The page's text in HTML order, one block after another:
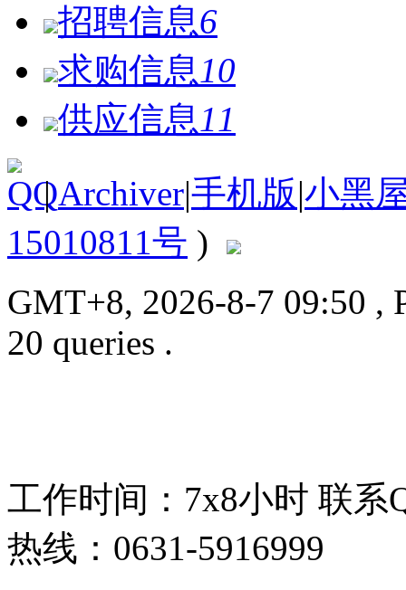
招聘信息6
求购信息 10
供应信息 11
| Archiver|手机版|小黑
15010811号 )
GMT+8, 2026-8-7 09:50 ,
20 queries .
工作时间：7x8小时 联系
热线：0631-5916999